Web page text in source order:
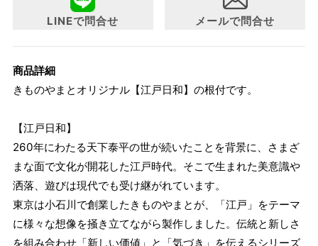
LINEで問合せ メールで問合せ
商品詳細
きものやまとオリジナル【江戸日和】の根付です。
【江戸日和】
260年にわたる天下泰平の世が続いたことを背景に、さまざ
まな面で文化が開花した江戸時代。そこで生まれた美意識や
洒落、遊びは現代でも受け継がれています。
東京は小石川で創業したきものやまとが、「江戸」をテーマ
に様々な想像を掻き立てながら製作しました。伝統と新しさ
を組み合わせ「新しい価値」と「気づき」を伝えるシリーズ